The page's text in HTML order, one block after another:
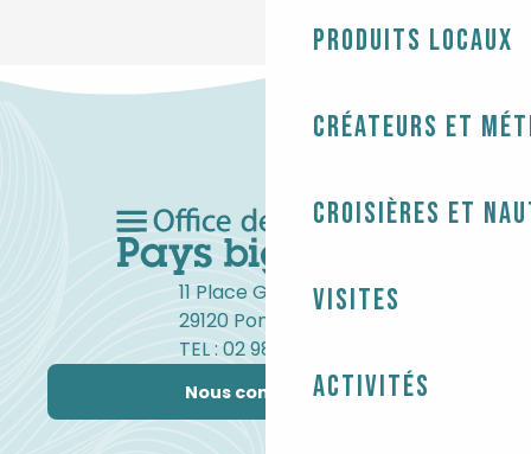
Produits locaux
Créateurs et
Croisières et
Visites
Activités
11 Place Gambetta
29120 Pont-l'Abbé
TEL : 02 98 82 37 99
Nous contacter